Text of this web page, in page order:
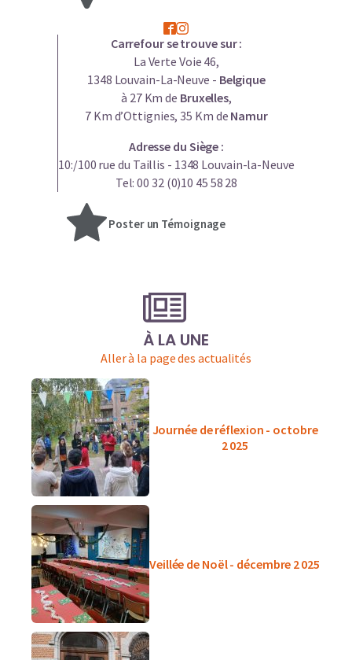
Carrefour se trouve sur :
La Verte Voie 46,
1348 Louvain-La-Neuve - Belgique
à 27 Km de Bruxelles,
7 Km d’Ottignies, 35 Km de Namur
Adresse du Siège :
10:/100 rue du Taillis - 1348 Louvain-la-Neuve
Tel: 00 32 (0)10 45 58 28
Poster un Témoignage
À LA UNE
Aller à la page des actualités
Journée de réflexion - octobre
2 025
Veillée de Noël - décembre 2 025